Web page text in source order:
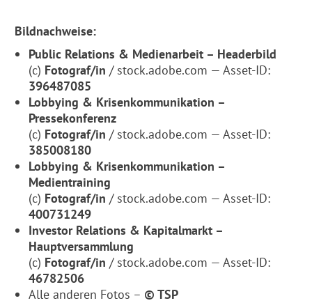
Bildnachweise:
Public Relations & Medienarbeit – Headerbild
(c) Fotograf/in / stock.adobe.com — Asset-ID:
396487085
Lobbying & Krisenkommunikation –
Pressekonferenz
(c) Fotograf/in / stock.adobe.com — Asset-ID:
385008180
Lobbying & Krisenkommunikation –
Medientraining
(c) Fotograf/in / stock.adobe.com — Asset-ID:
400731249
Investor Relations & Kapitalmarkt –
Hauptversammlung
(c) Fotograf/in / stock.adobe.com — Asset-ID:
46782506
Alle anderen Fotos – © TSP